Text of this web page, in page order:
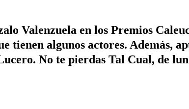
Valenzuela en los Premios
tienen algunos actores. Además,
No te pierdas Tal Cual, de